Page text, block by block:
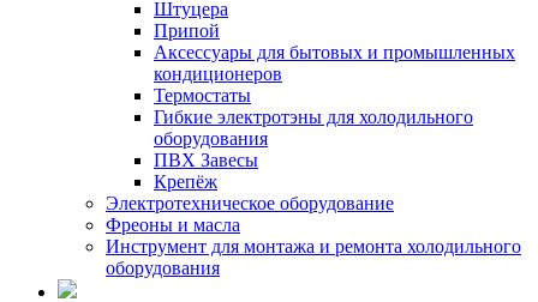
Штуцера
Припой
Аксессуары для бытовых и промышленных
кондиционеров
Термостаты
Гибкие электротэны для холодильного
оборудования
ПВХ Завесы
Крепёж
Электротехническое оборудование
Фреоны и масла
Инструмент для монтажа и ремонта холодильного
оборудования